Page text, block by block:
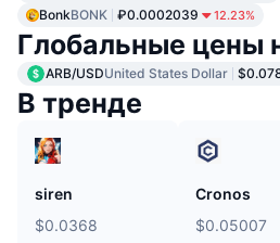
BonkBONK ₽0.0002039 12.23%
Глобальные цены
ARB/USDUnited States Dollar
В тренде
siren
$0.0368
Cronos
$0.05007